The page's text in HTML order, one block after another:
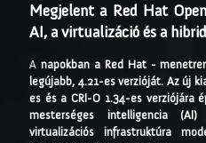
Megjelent a Red Hat
AI, a virtualizáció és a
A napokban a Red Hat -
legújabb, 4.21-es verzióját. Az új
es és a CRI-O 1.34-es verziójára
mesterséges intelligencia
virtualizációs infrastruktúra